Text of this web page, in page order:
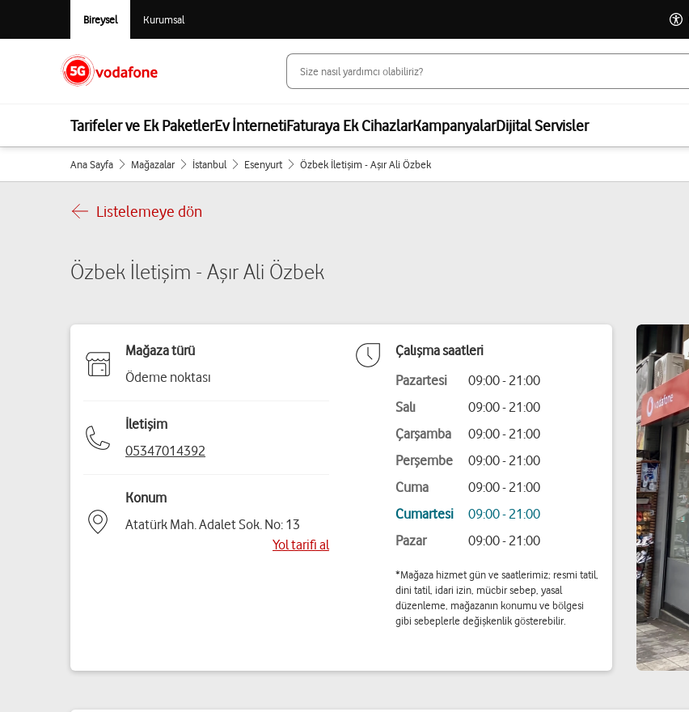
Bireysel Kurumsal
Tarifeler ve Ek PaketlerEv İnternetiFaturaya Ek CihazlarKampanyalarDijital Servisler
Ana Sayfa Mağazalar İstanbul Esenyurt Özbek İletişim - Aşır Ali Özbek
Listelemeye dön
Özbek İletişim - Aşır Ali Özbek
Mağaza türü
Ödeme noktası
İletişim
05347014392
Konum
Atatürk Mah. Adalet Sok. No: 13
Yol tarifi al
Çalışma saatleri
Pazartesi
09:00 - 21:00
Salı
09:00 - 21:00
Çarşamba
09:00 - 21:00
Perşembe
09:00 - 21:00
Cuma
09:00 - 21:00
Cumartesi
09:00 - 21:00
Pazar
09:00 - 21:00
*Mağaza hizmet gün ve saatlerimiz; resmi tatil,
dini tatil, idari izin, mücbir sebep, yasal
düzenleme, mağazanın konumu ve bölgesi
gibi sebeplerle değişkenlik gösterebilir.